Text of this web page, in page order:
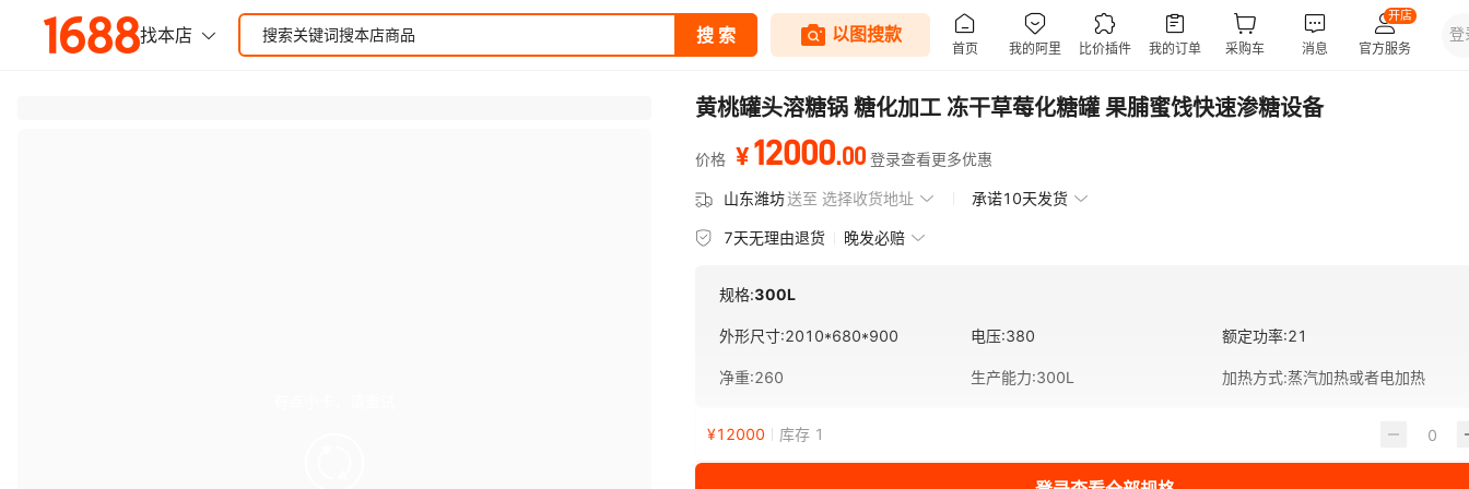
黄桃罐头溶糖锅 糖化加工 冻干草莓化糖罐 果脯蜜饯快速渗糖设备
价格 ¥12000.00 登录查看更多优惠
山东潍坊送至 选择收货地址 承诺10天发货
7天无理由退货 晚发必赔
规格:300L
外形尺寸:2010*680*900 电压:380 额定功率:21
净重:260 生产能力:300L 加热方式:蒸汽加热或者电加热
¥12000 库存 1